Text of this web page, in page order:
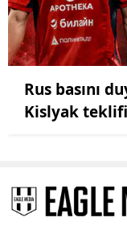
Rus basını
Kislyak